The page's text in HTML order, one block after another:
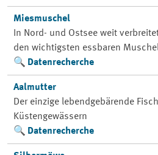
Miesmuschel
In Nord- und Ostsee weit
den wichtigsten essbaren
Datenrecherche
Aalmutter
Der einzige lebendgebärende
Küstengewässern
Datenrecherche